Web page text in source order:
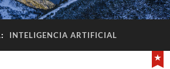
INTELIGENCIA ARTIFICIAL